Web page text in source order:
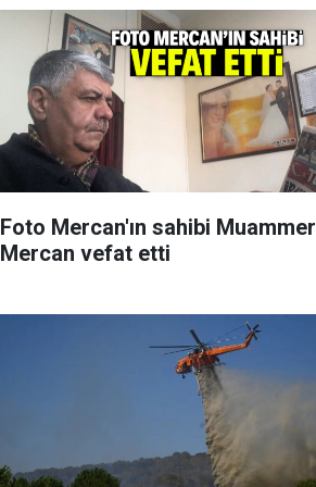
Foto Mercan'ın sahibi Muammer
Mercan vefat etti